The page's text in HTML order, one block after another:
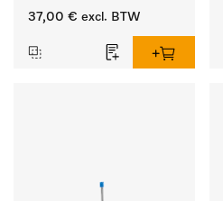
lengte 175 mm.
37,00 € excl. BTW